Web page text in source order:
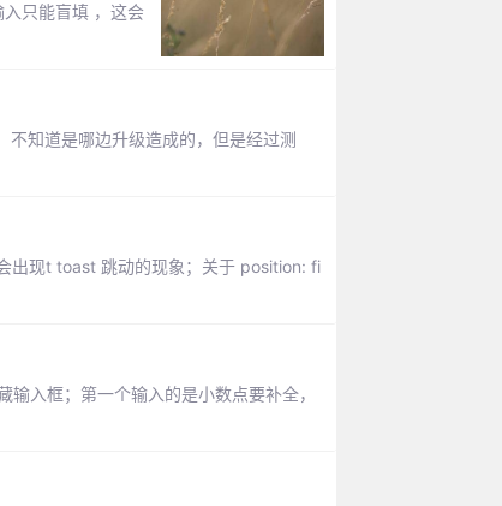
只能盲填 ，这会
知道是哪边升级造成的，但是经过测
出现t toast 跳动的现象；关于 position: fi
入框；第一个输入的是小数点要补全，